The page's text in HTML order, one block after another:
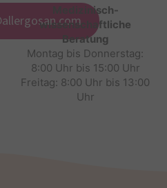
Medizinisch-
wissenschaftliche
Beratung
Montag bis Donnerstag:
8:00 Uhr bis 15:00 Uhr
Freitag: 8:00 Uhr bis 13:00
Uhr